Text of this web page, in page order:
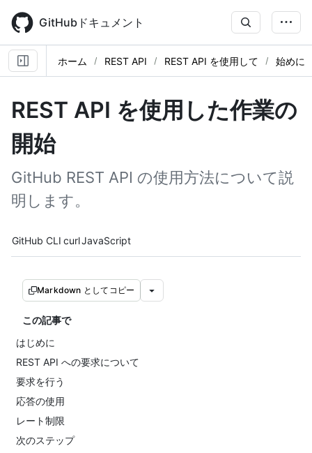
main
content
GitHubドキュメント
ホーム REST API REST API を使用して 始めに
REST API を使用した作業の
開始
GitHub REST API の使用方法について説
明します。
Tool navigation
GitHub CLI curlJavaScript
Markdown としてコピー
この記事で
はじめに
REST API への要求について
要求を行う
応答の使用
レート制限
次のステップ